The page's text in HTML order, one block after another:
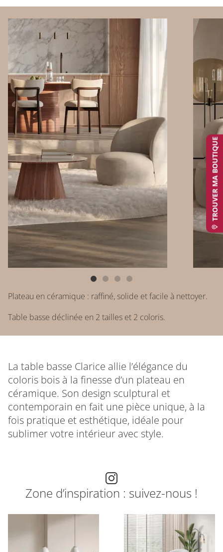
Plateau en céramique : raffiné, solide et facile à nettoyer.
Table basse déclinée en 2 tailles et 2 coloris.
La table basse Clarice allie l’élégance du
coloris bois à la finesse d’un plateau en
céramique. Son design sculptural et
contemporain en fait une pièce unique, à la
fois pratique et esthétique, idéale pour
sublimer votre intérieur avec style.
TROUVER MA BOUTIQUE
Zone d’inspiration : suivez-nous !